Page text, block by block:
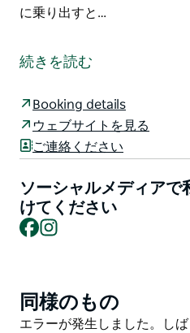
に乗り出すと…
ューサウスウェールズ州グ
ら、スコットランドの伝統
ニティに囲まれた彼らは、
祖先であることを知ってい
先がグリフィスで育ったこ
ア人にはおいしいパン、サ
菜、ヨーロッパの言語があり
人々でいっぱいの町で育っ
ぎませんでした。そのため
続きを読む
Booking details
ウェブサイトを見る
ご連絡ください
ソーシャルメディアで
けてください
Facebook
Product
List
同様のもの
Product
エラーが発生しました。し